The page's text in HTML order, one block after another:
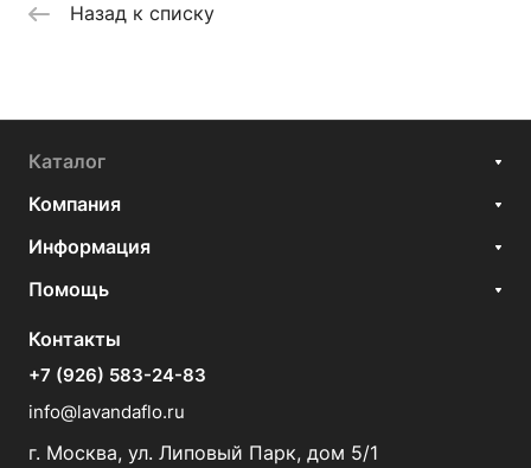
Назад к списку
Каталог
Компания
Информация
Помощь
Контакты
+7 (926) 583-24-83
info@lavandaflo.ru
г. Москва, ул. Липовый Парк, дом 5/1